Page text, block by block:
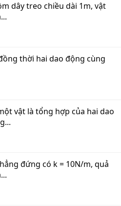
dây treo chiều dài 1m, vật
thời hai dao động cùng
vật là tổng hợp của hai dao
đứng có k = 10N/m, quả